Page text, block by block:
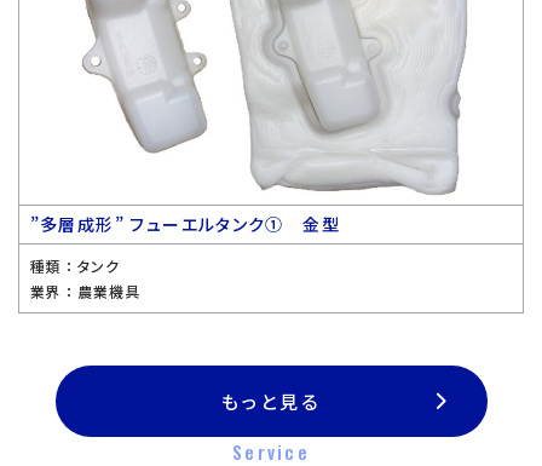
”多層成形” フューエルタンク① 金型
種類 ： タンク
業界 ： 農業機具
もっと見る
Service